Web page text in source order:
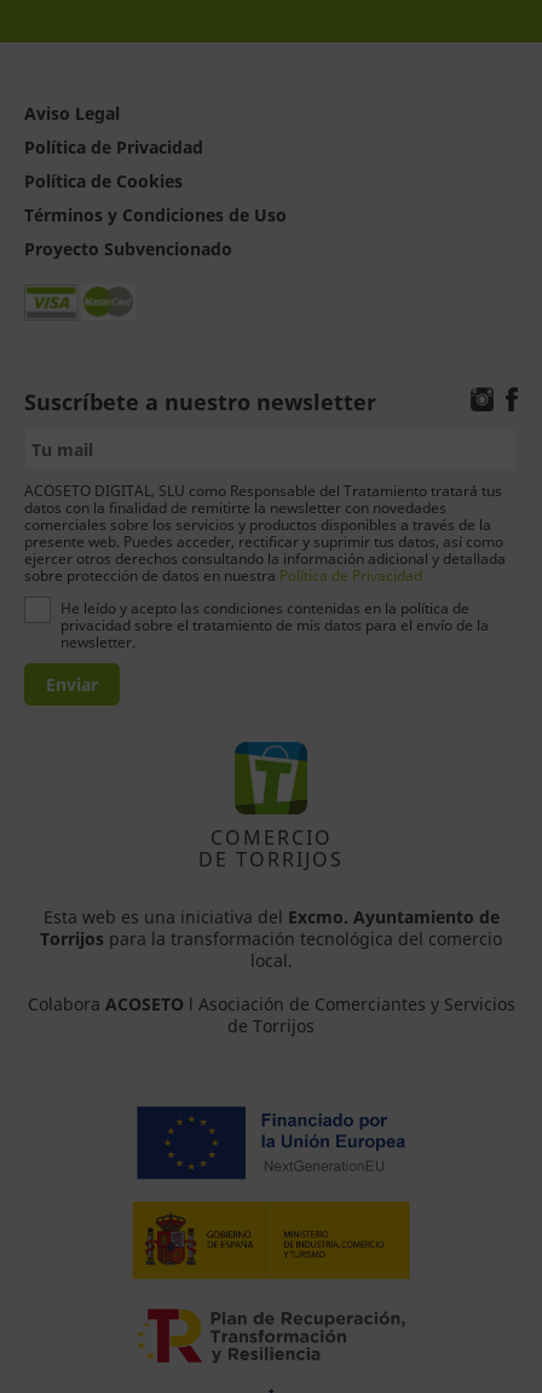
Aviso Legal
Política de Privacidad
Política de Cookies
Términos y Condiciones de Uso
Proyecto Subvencionado
Suscríbete a nuestro newsletter
ACOSETO DIGITAL, SLU como Responsable del Tratamiento tratará tus
datos con la finalidad de remitirte la newsletter con novedades
comerciales sobre los servicios y productos disponibles a través de la
presente web. Puedes acceder, rectificar y suprimir tus datos, así como
ejercer otros derechos consultando la información adicional y detallada
sobre protección de datos en nuestra Política de Privacidad
He leído y acepto las condiciones contenidas en la política de
privacidad sobre el tratamiento de mis datos para el envío de la
newsletter.
Enviar
COMERCIO
DE TORRIJOS
Esta web es una iniciativa del Excmo. Ayuntamiento de
Torrijos para la transformación tecnológica del comercio
local.
Colabora ACOSETO l Asociación de Comerciantes y Servicios
de Torrijos